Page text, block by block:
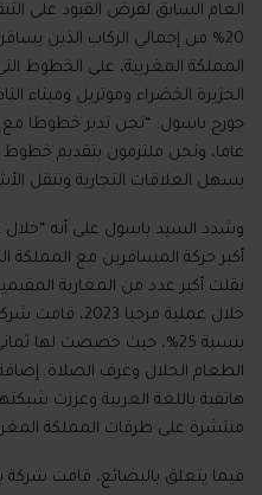
العام السابق لفرض القيود على
20%
من إجمالي الركاب الذين
المملكة المغربية، على الخطوط
الجزيرة الخضراء وموتريل وميناء
جورج باسول: “نحن ندير خطوطا مع
عاما، ونحن ملتزمون بتقديم خطوط
يسهل العلاقات التجارية وتنقل
وشدد السيد باسول على أنه “خلال
أكبر حركة المسافرين مع المملكة
نقلت أكبر عدد من المغاربة
خلال عملية مرحبا 2023، قامت
بنسبة 25%
، حيث خصصت لها
الطعام الحلال وغرف الصلاة.
هاتفية باللغة العربية وعززت شبكتها
منتشرة على طرقات المملكة
فيما يتعلق بالبضائع، قامت شركة